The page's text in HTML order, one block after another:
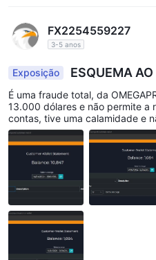
FX2254559227
3-5 anos
Exposição ESQUEMA
É uma fraude total, da
13.000 dólares e não permite a
contas, tive uma calamidade e